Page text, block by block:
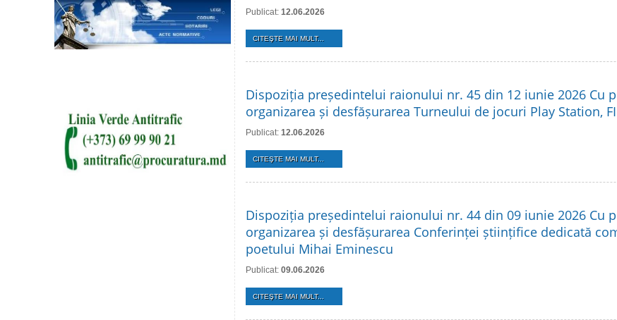
Publicat: 12.06.2026
CITEŞTE MAI MULT...
Dispoziția președintelui raionului nr. 45 din 12 iunie 2026 Cu
organizarea și desfășurarea Turneului de jocuri Play Station,
Publicat: 12.06.2026
CITEŞTE MAI MULT...
Dispoziția președintelui raionului nr. 44 din 09 iunie 2026 Cu
organizarea și desfășurarea Conferinței științifice dedicată
poetului Mihai Eminescu
Publicat: 09.06.2026
CITEŞTE MAI MULT...